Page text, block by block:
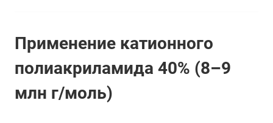
Применение катионного
полиакриламида 40% (8–9
млн г/моль)